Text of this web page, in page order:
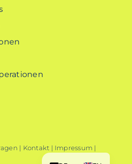
| Kontakt | Impressum |